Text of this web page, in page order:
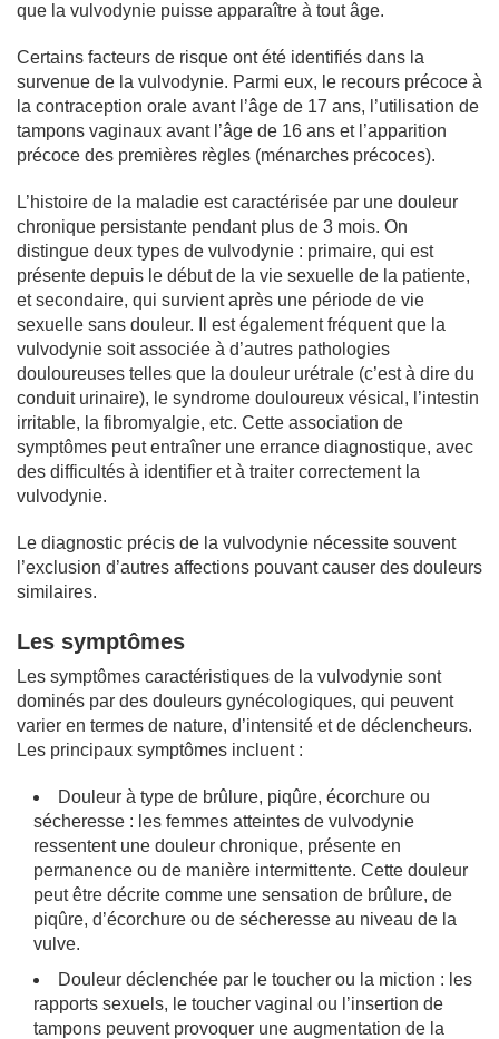
que la vulvodynie puisse apparaître à tout âge.
Certains facteurs de risque ont été identifiés dans la
survenue de la vulvodynie. Parmi eux, le recours précoce à
la contraception orale avant l’âge de 17 ans, l’utilisation de
tampons vaginaux avant l’âge de 16 ans et l’apparition
précoce des premières règles (ménarches précoces).
L’histoire de la maladie est caractérisée par une douleur
chronique persistante pendant plus de 3 mois. On
distingue deux types de vulvodynie : primaire, qui est
présente depuis le début de la vie sexuelle de la patiente,
et secondaire, qui survient après une période de vie
sexuelle sans douleur. Il est également fréquent que la
vulvodynie soit associée à d’autres pathologies
douloureuses telles que la douleur urétrale (c’est à dire du
conduit urinaire), le syndrome douloureux vésical, l’intestin
irritable, la fibromyalgie, etc. Cette association de
symptômes peut entraîner une errance diagnostique, avec
des difficultés à identifier et à traiter correctement la
vulvodynie.
Le diagnostic précis de la vulvodynie nécessite souvent
l’exclusion d’autres affections pouvant causer des douleurs
similaires.
Les symptômes
Les symptômes caractéristiques de la vulvodynie sont
dominés par des douleurs gynécologiques, qui peuvent
varier en termes de nature, d’intensité et de déclencheurs.
Les principaux symptômes incluent :
Douleur à type de brûlure, piqûre, écorchure ou
sécheresse : les femmes atteintes de vulvodynie
ressentent une douleur chronique, présente en
permanence ou de manière intermittente. Cette douleur
peut être décrite comme une sensation de brûlure, de
piqûre, d’écorchure ou de sécheresse au niveau de la
vulve.
Douleur déclenchée par le toucher ou la miction : les
rapports sexuels, le toucher vaginal ou l’insertion de
tampons peuvent provoquer une augmentation de la